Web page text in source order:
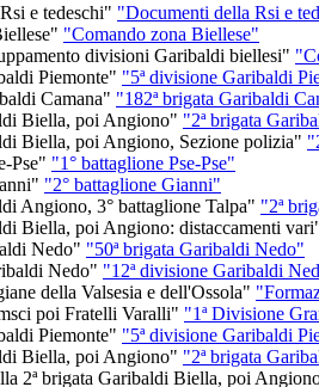
"Documenti della Rsi e
"Comando zona Biellese"
"5ª divisione Garibaldi
"182ª brigata Garibaldi
"2ª brigata
"1° battaglione Pse-Pse"
"2° battaglione Gianni"
"2ª
"50ª brigata Garibaldi Nedo"
"12ª divisione Garibaldi
"1ª Divisione
"5ª divisione Garibaldi
"2ª brigata